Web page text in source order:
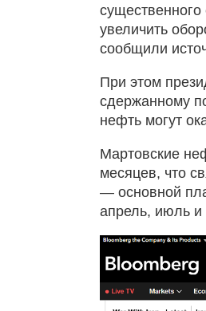
увеличить
сообщили
При этом
сдержанному
нефть могут
Мартовские
месяцев, что
— основной
апрель, июль и